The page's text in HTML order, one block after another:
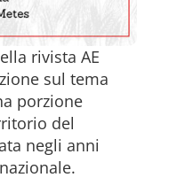
rivista AE
sul tema
porzione
del
negli anni